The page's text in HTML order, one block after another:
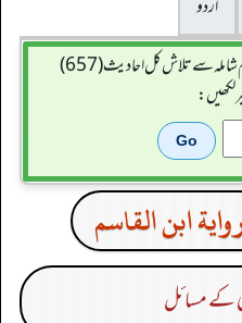
اردو
شاملہ سے تلاش کل احادیث (657)
لکھیں:
ابن القاسم
کے مسائل